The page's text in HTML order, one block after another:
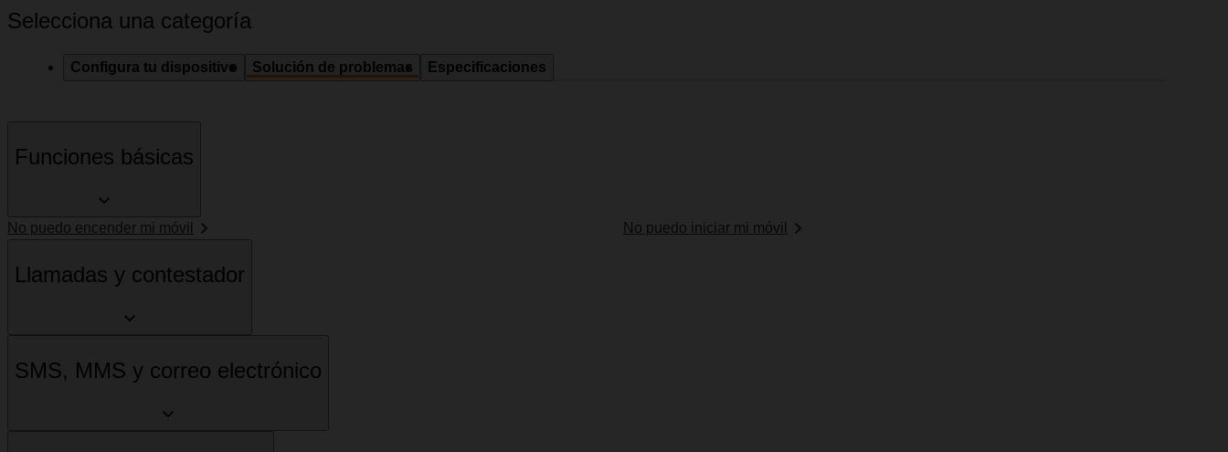
Selecciona una categoría
Configura tu dispositivo Solución de problemas Especificaciones
Funciones básicas
No puedo encender mi móvil No puedo iniciar mi móvil
Llamadas y contestador
SMS, MMS y correo electrónico